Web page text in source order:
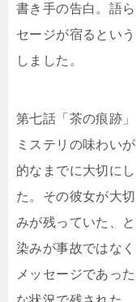
書き手の告白。語
セージが宿るとい
しました。
第七話「茶の痕跡
ミステリの味わい
的なまでに大切に
た。その彼女が大
みが残っていた、
染みが事故ではな
メッセージであっ